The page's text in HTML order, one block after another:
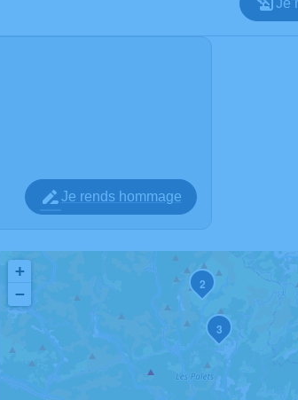
Je
Je rends hommage
2
3
+
−